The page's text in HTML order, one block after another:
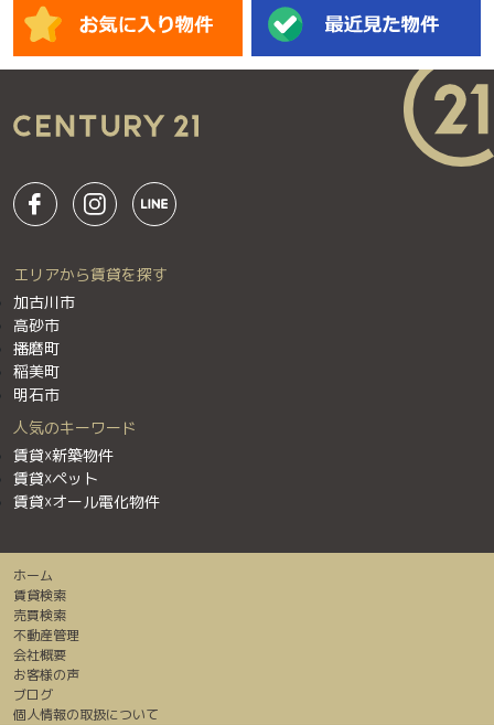
エリアから賃貸を探す
加古川市
高砂市
播磨町
稲美町
明石市
人気のキーワード
賃貸☓新築物件
賃貸☓ペット
賃貸☓オール電化物件
ホーム
賃貸検索
売買検索
不動産管理
会社概要
お客様の声
ブログ
個人情報の取扱について